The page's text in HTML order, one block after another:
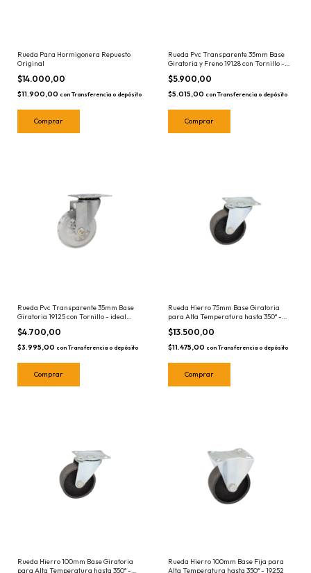
Rueda Para Hormigonera Repuesto
Original
$14.000,00
$11.900,00 con Transferencia o depósito
Rueda Pvc Transparente 35mm Base
Giratoria y Freno 19128 con Tornillo -
ideal para muebles
$5.900,00
$5.015,00 con Transferencia o depósito
Rueda Pvc Transparente 35mm Base
Giratoria 19125 con Tornillo - ideal
para muebles
$4.700,00
$3.995,00 con Transferencia o depósito
Rueda Hierro 75mm Base Giratoria
para Alta Temperatura hasta 350° -
19256
$13.500,00
$11.475,00 con Transferencia o depósito
Rueda Hierro 100mm Base Giratoria
para Alta Temperatura hasta 350° -
Rueda Hierro 100mm Base Fija para
Alta Temperatura hasta 350° - 19252